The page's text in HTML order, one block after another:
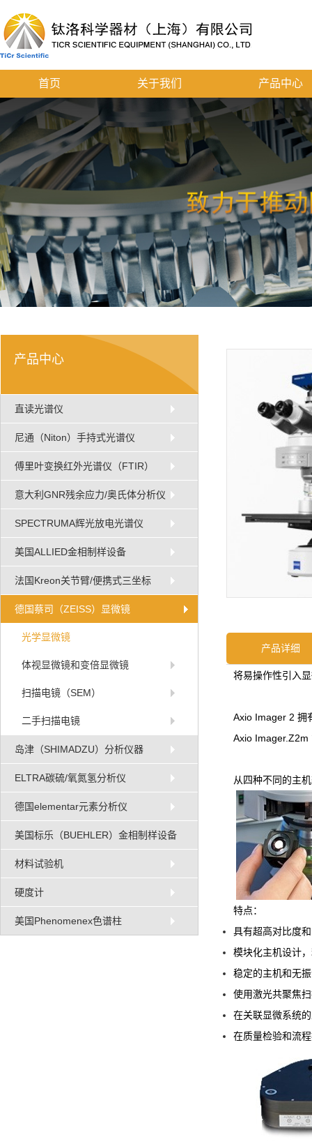
首页 关于我们 产品中心
产品中心
直读光谱仪
尼通（Niton）手持式光谱仪
傅里叶变换红外光谱仪（FTIR）
意大利GNR残余应力/奥氏体分析仪
SPECTRUMA辉光放电光谱仪
美国ALLIED金相制样设备
法国Kreon关节臂/便携式三坐标
德国蔡司（ZEISS）显微镜
光学显微镜
体视显微镜和变倍显微镜
扫描电镜（SEM）
二手扫描电镜
岛津（SHIMADZU）分析仪器
ELTRA碳硫/氧氮氢分析仪
德国elementar元素分析仪
美国标乐（BUEHLER）金相制样设备
材料试验机
硬度计
美国Phenomenex色谱柱
产品详细
将易操作性引入
Axio Imager 2 拥
Axio Imager.Z2m
从四种不同的主
特点：
具有超高对比度
模块化主机设计
稳定的主机和无
使用激光共聚焦
在关联显微系统
在质量检验和流